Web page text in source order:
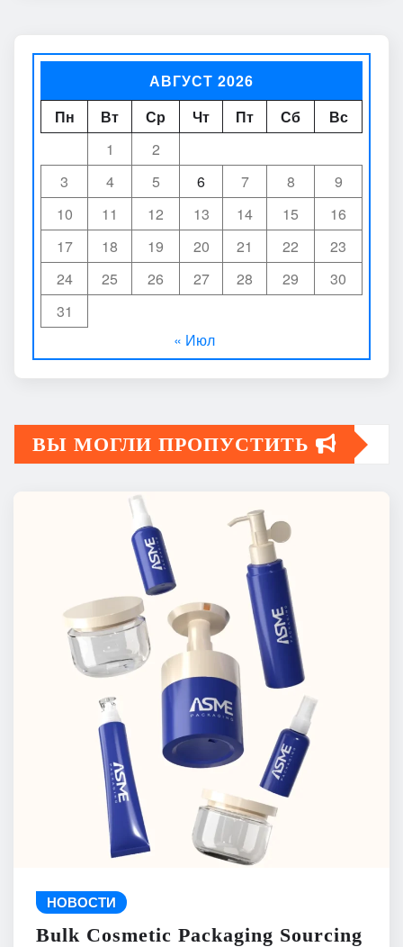
АВГУСТ 2026
Пн
Вт Ср Чт Пт Сб
Вс
1
2
3
4 5 6 7 8
9
10
11 12 13 14 15
16
17
18 19 20 21 22
23
24
25 26 27 28 29
30
31
« Июл
ВЫ МОГЛИ ПРОПУСТИТЬ
НОВОСТИ
Bulk Cosmetic Packaging Sourcing